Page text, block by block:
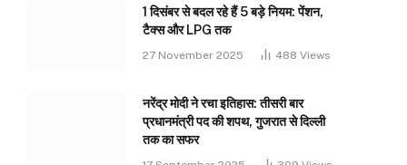
1 दिसंबर से बदल रहे हैं 5 बड़े नियम: पेंशन,
टैक्स और LPG तक
27 November 2025 488 Views
नरेंद्र मोदी ने रचा इतिहास: तीसरी बार
प्रधानमंत्री पद की शपथ, गुजरात से दिल्ली
तक का सफर